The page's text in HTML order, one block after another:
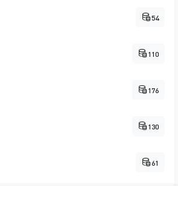
54
110
176
130
61